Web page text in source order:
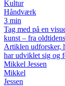
Kultur
Håndværk
3 min
Tag med på en
kunst – fra
Artiklen udforsker,
har udviklet sig og
Mikkel Jessen
Mikkel
Jessen